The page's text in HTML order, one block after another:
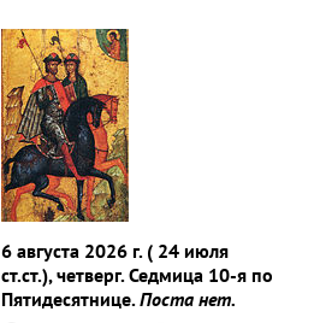
6 августа 2026 г. ( 24 июля
ст.ст.), четверг. Седмица 10-я по
Пятидесятнице.Поста нет.